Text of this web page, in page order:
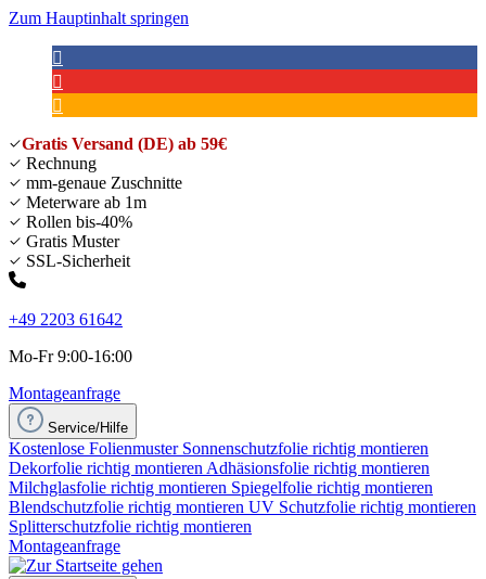
Zum Hauptinhalt springen
Gratis Versand (DE) ab 59€
Rechnung
mm-genaue Zuschnitte
Meterware ab 1m
Rollen bis-40%
Gratis Muster
SSL-Sicherheit
+49 2203 61642
Mo-Fr 9:00-16:00
Montageanfrage
Service/Hilfe
Kostenlose Folienmuster Sonnenschutzfolie richtig montieren
Dekorfolie richtig montieren Adhäsionsfolie richtig montieren
Milchglasfolie richtig montieren Spiegelfolie richtig montieren
Blendschutzfolie richtig montieren UV Schutzfolie richtig montieren
Splitterschutzfolie richtig montieren
Montageanfrage